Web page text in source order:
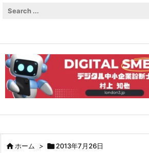
ホーム > 2013年7月26日